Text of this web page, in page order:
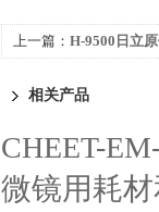
上一篇： H-9500日立
相关产品
CHEET-
微镜用耗